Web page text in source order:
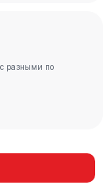
разными по